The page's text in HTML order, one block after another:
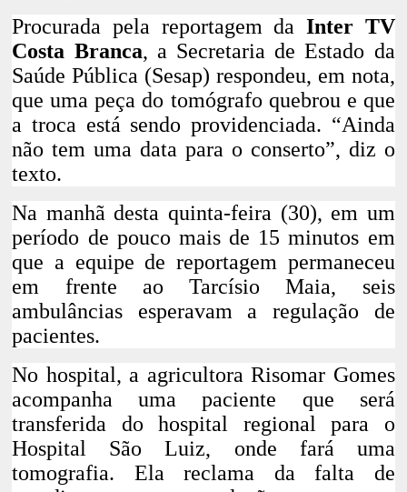
Procurada pela reportagem da Inter TV
Costa Branca, a Secretaria de Estado da
Saúde Pública (Sesap) respondeu, em nota,
que uma peça do tomógrafo quebrou e que
a troca está sendo providenciada. “Ainda
não tem uma data para o conserto”, diz o
texto.
Na manhã desta quinta-feira (30), em um
período de pouco mais de 15 minutos em
que a equipe de reportagem permaneceu
em frente ao Tarcísio Maia, seis
ambulâncias esperavam a regulação de
pacientes.
No hospital, a agricultora Risomar Gomes
acompanha uma paciente que será
transferida do hospital regional para o
Hospital São Luiz, onde fará uma
tomografia. Ela reclama da falta de